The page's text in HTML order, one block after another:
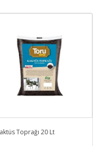
Toprağı 20 Lt